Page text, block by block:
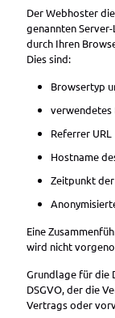
Der Webhoster
genannten
durch Ihren
Dies sind:
Browsertyp
verwendetes
Referrer URL
Hostname
Zeitpunkt
Eine
wird nicht
Grundlage für die
DSGVO, der die
Vertrags oder